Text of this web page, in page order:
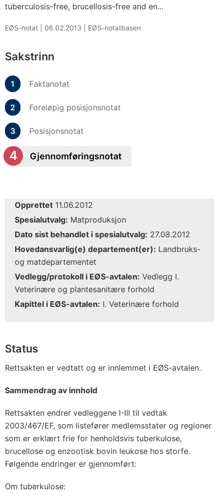
tuberculosis-free, brucellosis-free and en...
EØS-notat | 06.02.2013 EØS-notatbasen
Sakstrinn
Faktanotat
Foreløpig posisjonsnotat
Posisjonsnotat
Gjennomføringsnotat
Opprettet 11.06.2012
Spesialutvalg: Matproduksjon
Dato sist behandlet i spesialutvalg: 27.08.2012
Hovedansvarlig(e) departement(er): Landbruks-
og matdepartementet
Vedlegg/protokoll i EØS-avtalen: Vedlegg I.
Veterinære og plantesanitære forhold
Kapittel i EØS-avtalen: I. Veterinære forhold
Status
Rettsakten er vedtatt og er innlemmet i EØS-avtalen.
Sammendrag av innhold
Rettsakten endrer vedleggene I-III til vedtak
2003/467/EF, som listefører medlemsstater og regioner
som er erklært frie for henholdsvis tuberkulose,
brucellose og enzootisk bovin leukose hos storfe.
Følgende endringer er gjennomført:
Om tuberkulose: